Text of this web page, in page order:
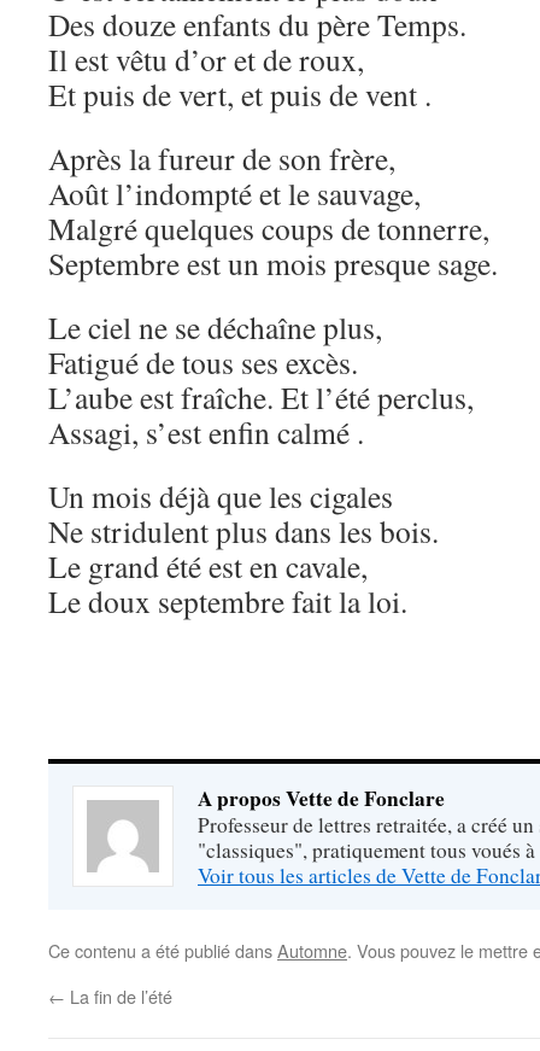
Des douze enfants du père Temps.
Il est vêtu d’or et de roux,
Et puis de vert, et puis de vent .
Après la fureur de son frère,
Août l’indompté et le sauvage,
Malgré quelques coups de tonnerre,
Septembre est un mois presque sage.
Le ciel ne se déchaîne plus,
Fatigué de tous ses excès.
L’aube est fraîche. Et l’été perclus,
Assagi, s’est enfin calmé .
Un mois déjà que les cigales
Ne stridulent plus dans les bois.
Le grand été est en cavale,
Le doux septembre fait la loi.
A propos Vette de Fonclare
Professeur de lettres retraitée, a créé
"classiques", pratiquement tous voués
Voir tous les articles de Vette de
Ce contenu a été publié dansAutomne. Vous pouvez le mettre
← La fin de l’été